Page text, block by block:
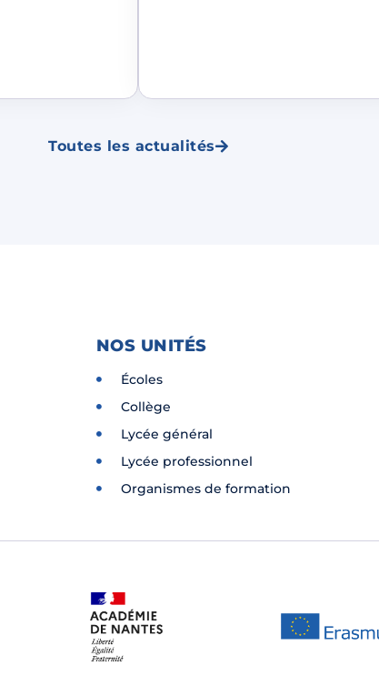
Toutes les actualités
NOS UNITÉS
Écoles
Collège
Lycée général
Lycée professionnel
Organismes de formation